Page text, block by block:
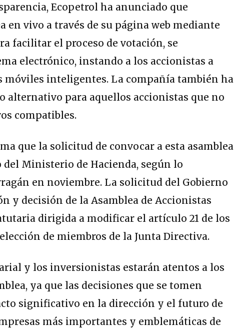
Ecopetrol ha anunciado que
en vivo a través de su página web mediante
facilitar el proceso de votación, se
electrónico, instando a los accionistas a
móviles inteligentes. La compañía también ha
alternativo para aquellos accionistas que no
compatibles.
que la solicitud de convocar a esta asamblea
Ministerio de Hacienda, según lo
en noviembre. La solicitud del Gobierno
y decisión de la Asamblea de Accionistas
dirigida a modificar el artículo 21 de los
de miembros de la Junta Directiva.
y los inversionistas estarán atentos a los
ya que las decisiones que se tomen
significativo en la dirección y el futuro de
más importantes y emblemáticas de